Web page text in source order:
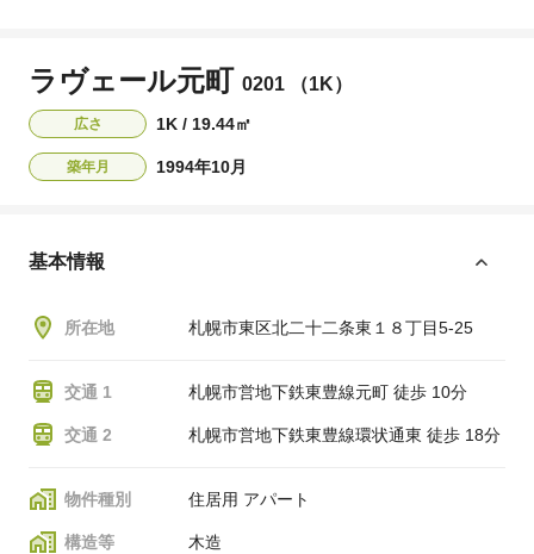
ラヴェール元町 0201 （1K）
広さ 1K / 19.44㎡
築年月 1994年10月
基本情報
所在地 札幌市東区北二十二条東１８丁目5-25
交通 1 札幌市営地下鉄東豊線元町 徒歩 10分
交通 2 札幌市営地下鉄東豊線環状通東 徒歩 18分
物件種別 住居用 アパート
構造等 木造